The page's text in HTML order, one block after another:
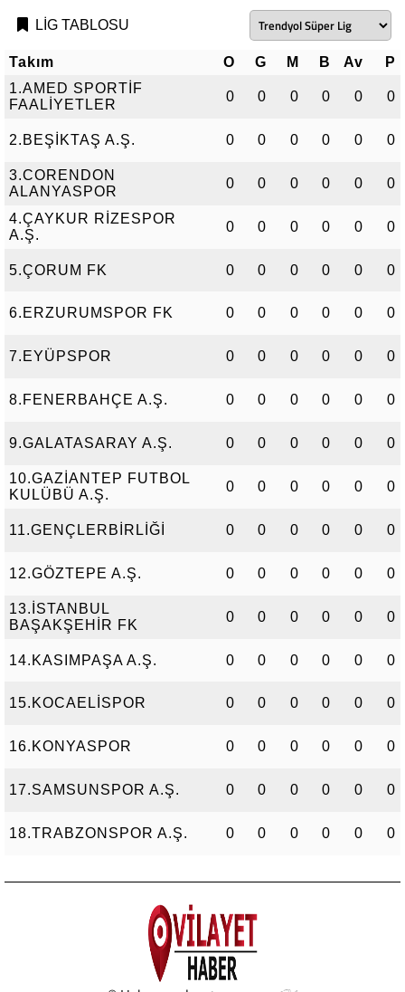
LİG TABLOSU
Takım O G M B Av
P
1.AMED SPORTİF
FAALİYETLER
0 0 0 0 0 0
2.BEŞİKTAŞ A.Ş. 0 0 0 0 0 0
3.CORENDON
ALANYASPOR
0 0 0 0 0 0
4.ÇAYKUR RİZESPOR
A.Ş.
0 0 0 0 0 0
5.ÇORUM FK 0 0 0 0 0 0
6.ERZURUMSPOR FK 0 0 0 0 0 0
7.EYÜPSPOR 0 0 0 0 0 0
8.FENERBAHÇE A.Ş. 0 0 0 0 0 0
9.GALATASARAY A.Ş. 0 0 0 0 0 0
10.GAZİANTEP FUTBOL
KULÜBÜ A.Ş.
0 0 0 0 0 0
11.GENÇLERBİRLİĞİ 0 0 0 0 0 0
12.GÖZTEPE A.Ş. 0 0 0 0 0 0
13.İSTANBUL
BAŞAKŞEHİR FK
0 0 0 0 0 0
14.KASIMPAŞA A.Ş. 0 0 0 0 0 0
15.KOCAELİSPOR 0 0 0 0 0 0
16.KONYASPOR 0 0 0 0 0 0
17.SAMSUNSPOR A.Ş. 0 0 0 0 0 0
18.TRABZONSPOR A.Ş. 0 0 0 0 0 0